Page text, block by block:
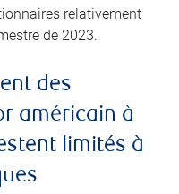
relativement
de 2023.
des
américain à
limités à